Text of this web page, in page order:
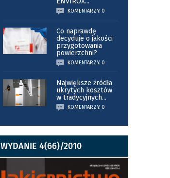
KOMENTARZY: 0
Co naprawdę
decyduje o jakości
przygotowania
powierzchni?
KOMENTARZY: 0
Największe źródła
ukrytych kosztów
w tradycyjnych...
KOMENTARZY: 0
WYDANIE 4(66)/2010